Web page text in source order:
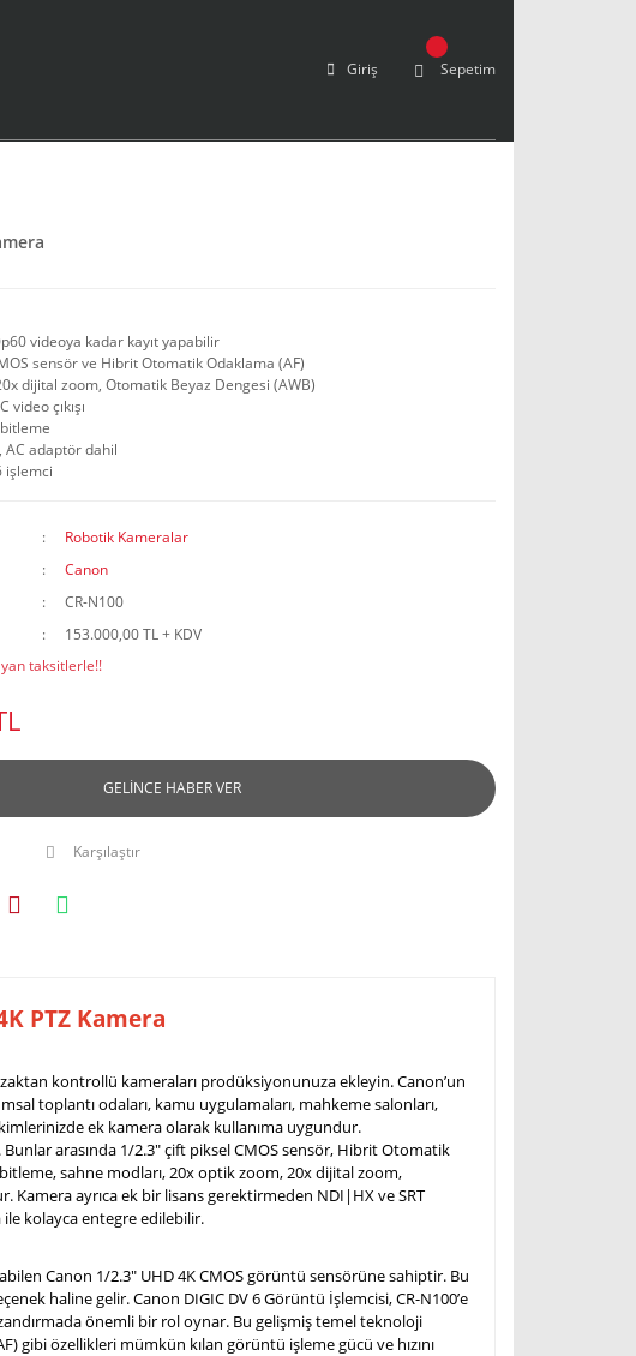
Giriş Sepetim
videoya kadar kayıt yapabilir
sensör ve Hibrit Otomatik Odaklama (AF)
dijital zoom, Otomatik Beyaz Dengesi (AWB)
video çıkışı
AC adaptör dahil
işlemci
Robotik Kameralar
Canon
CR-N100
153.000,00 TL + KDV
taksitlerle!!
GELİNCE HABER VER
Karşılaştır
PTZ Kamera
kontrollü kameraları prodüksiyonunuza ekleyin. Canon’un
toplantı odaları, kamu uygulamaları, mahkeme salonları,
ek kamera olarak kullanıma uygundur.
arasında 1/2.3" çift piksel CMOS sensör, Hibrit Otomatik
sahne modları, 20x optik zoom, 20x dijital zoom,
Kamera ayrıca ek bir lisans gerektirmeden NDI|HX ve SRT
ile kolayca entegre edilebilir.
Canon 1/2.3" UHD 4K CMOS görüntü sensörüne sahiptir. Bu
haline gelir. Canon DIGIC DV 6 Görüntü İşlemcisi, CR-N100’e
önemli bir rol oynar. Bu gelişmiş temel teknoloji
gibi özellikleri mümkün kılan görüntü işleme gücü ve hızını